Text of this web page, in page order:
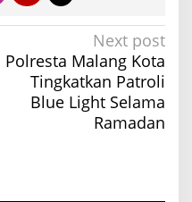
Next post
Polresta Malang Kota
Tingkatkan Patroli
Blue Light Selama
Ramadan